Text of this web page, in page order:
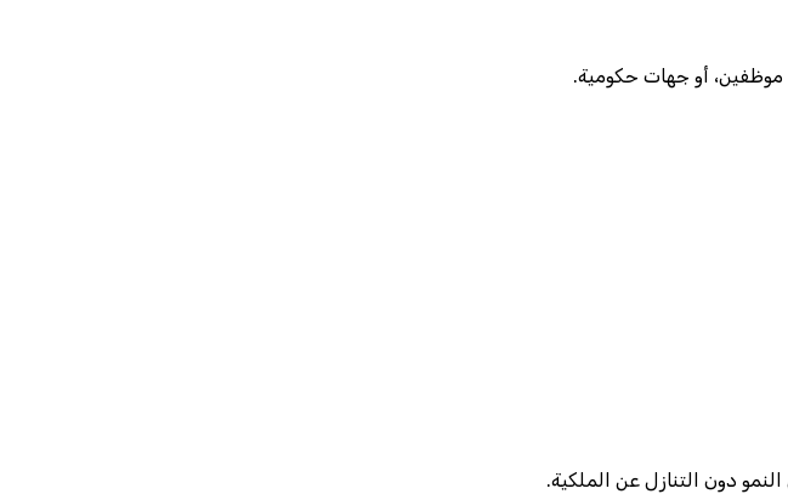
موظفين، أو جهات حكومية.
دون التنازل عن الملكية.